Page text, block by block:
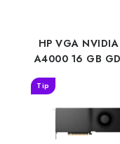
HP VGA
A4000 16 GB
PCIe 4.0x16
zobrazovací
B5CH7AA
Tip